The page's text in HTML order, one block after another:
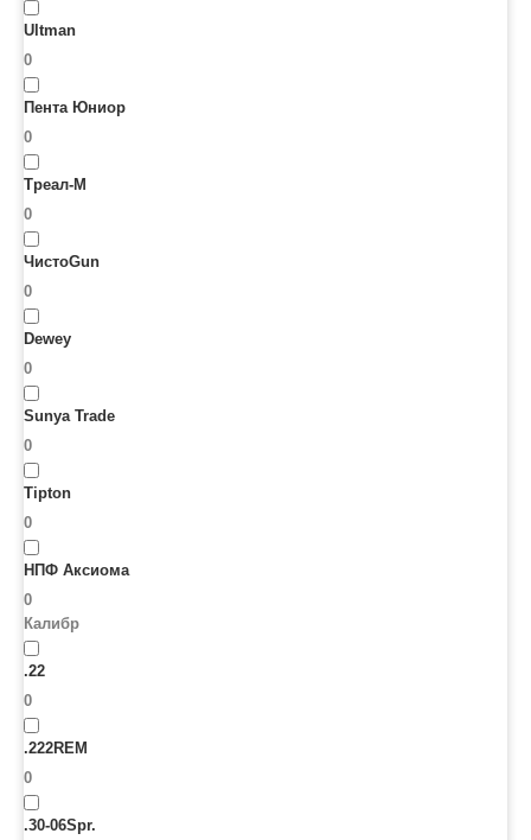
Ultman
0
Пента Юниор
0
Треал-М
0
ЧистоGun
0
Dewey
0
Sunya Trade
0
Tipton
0
НПФ Аксиома
0
Калибр
.22
0
.222REM
0
.30-06Spr.